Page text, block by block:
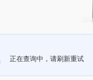
正在查询中，请刷新重试